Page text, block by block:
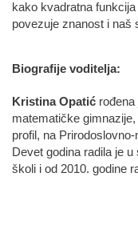
kako kvadratna
povezuje znanost i naš
Biografije voditelja:
Kristina Opatić
matematičke
profil, na
Devet godina radila je
školi i od 2010. godine